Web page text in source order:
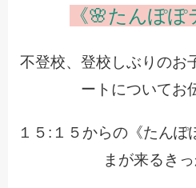
《🌸たんぽぽ
不登校、登校しぶりのお
ートについてお
１５:１５からの《たんぽ
まが来るきっ